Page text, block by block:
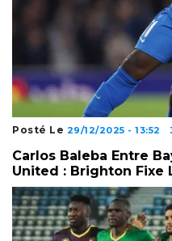
Posté Le 29/12/2025 - 13:52
Carlos Baleba Entre
United : Brighton Fixe